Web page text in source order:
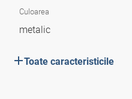
Culoarea
metalic
Toate caracteristicile